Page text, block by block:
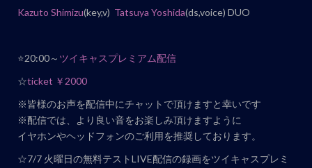
ト
ゲ
ー
シ
ョ
ン
Kazuto Shimizu(key,v) Tatsuya Yoshida(ds,voice) DUO
⭐️20:00～ ツイキャスプレミアム配信
☆ticket ￥2000
※皆様のお声を配信中にチャットで頂けますと幸いです
※配信では、より良い音をお楽しみ頂けますように
イヤホンやヘッドフォンのご利用を推奨しております。
☆7/7 火曜日の無料テストLIVE配信の録画をツイキャスプレミ